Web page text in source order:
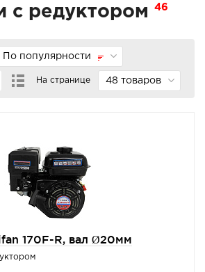
с редуктором 46
По популярности
На странице 48 товаров
170F-R, вал Ø20мм